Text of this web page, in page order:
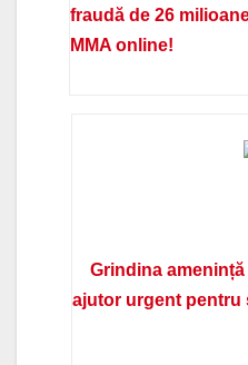
fraudă de 26
MMA online!
Grindina
ajutor urgent pentru